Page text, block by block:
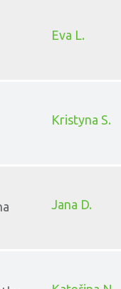
Eva L.
Kristyna S.
Jana D.